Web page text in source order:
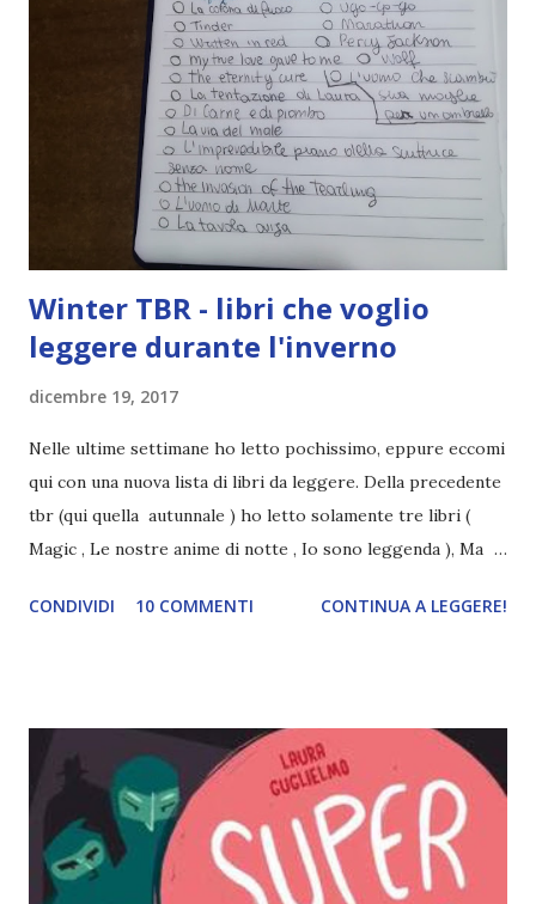
Winter TBR - libri che voglio
leggere durante l'inverno
dicembre 19, 2017
Nelle ultime settimane ho letto pochissimo, eppure eccomi
qui con una nuova lista di libri da leggere. Della precedente
tbr (qui quella autunnale ) ho letto solamente tre libri (
Magic , Le nostre anime di notte , Io sono leggenda ), Ma
secondo questo metodo (al riguardo vi lascio un post
vario genere, (ispirandomi anche alla reading challenge Di
che colore sei? ) . Se c'è una cosa che ho notato
ultimamente è che tendo a scegliere libri impegnativi e
visto che nei prossimi mesi dovrò studiare tantissimo,
sarebbe meglio creare una tbr molto varia. Come sempre,
CONDIVIDI 10 COMMENTI CONTINUA A LEGGERE!